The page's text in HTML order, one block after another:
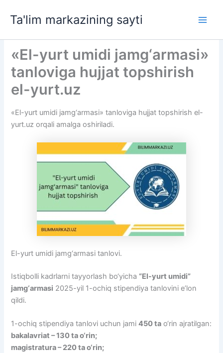
Ta'lim markazining sayti
«El-yurt umidi jamg‘armasi»
tanloviga hujjat topshirish
el-yurt.uz
«El-yurt umidi jamg‘armasi» tanloviga hujjat topshirish el-
yurt.uz orqali amalga oshiriladi.
El-yurt umidi jamg‘armasi tanlovi.
Istiqbolli kadrlarni tayyorlash bo‘yicha “El-yurt umidi”
jamg‘armasi 2025-yil 1-ochiq stipеndiya tanlovini e’lon
qildi.
1-ochiq stipendiya tanlovi uchun jami450 ta o‘rin ajratilgan:
bakalavriat – 130 ta o‘rin;
magistratura – 220 ta o‘rin;